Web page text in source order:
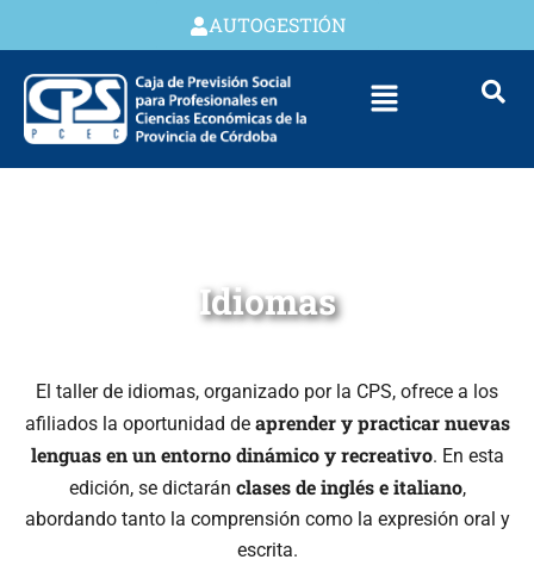
AUTOGESTIÓN
Idiomas
El taller de idiomas, organizado por la CPS, ofrece a los
afiliados la oportunidad de aprender y practicar nuevas
lenguas en un entorno dinámico y recreativo. En esta
edición, se dictarán clases de inglés e italiano,
abordando tanto la comprensión como la expresión oral y
escrita.